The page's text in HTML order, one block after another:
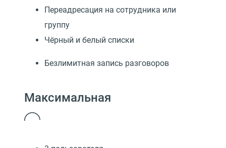
Переадресация на сотрудника или
группу
Чёрный и белый списки
Безлимитная запись разговоров
Максимальная